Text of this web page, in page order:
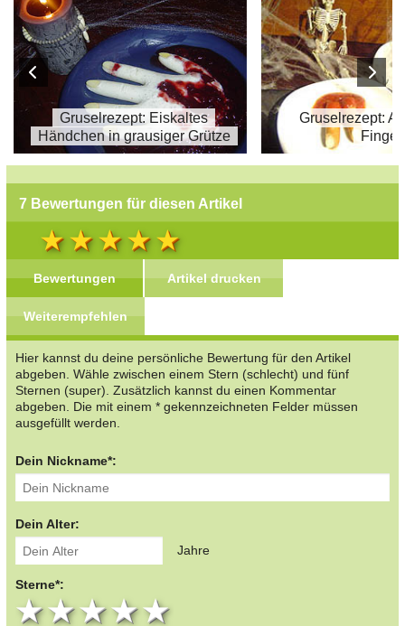
Gruselrezept: Eiskaltes
Händchen in grausiger Grütze
Gruselrezept:
Finger
7 Bewertungen für diesen Artikel
Bewertungen Artikel drucken
Weiterempfehlen
Hier kannst du deine persönliche Bewertung für den Artikel
abgeben. Wähle zwischen einem Stern (schlecht) und fünf
Sternen (super). Zusätzlich kannst du einen Kommentar
abgeben. Die mit einem * gekennzeichneten Felder müssen
ausgefüllt werden.
Dein Nickname*:
Dein Alter:
Jahre
Sterne*:
4 stars
3 stars
2 stars
1 star